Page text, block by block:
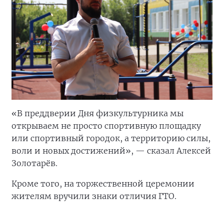
«В преддверии Дня физкультурника мы
открываем не просто спортивную площадку
или спортивный городок, а территорию силы,
воли и новых достижений», — сказал Алексей
Золотарёв.
Кроме того, на торжественной церемонии
жителям вручили знаки отличия ГТО.